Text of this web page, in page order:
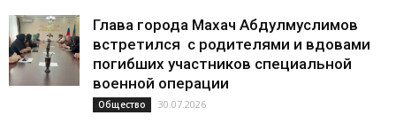
Глава города Махач Абдулмуслимов
встретился с родителями и вдовами
погибших участников специальной
военной операции
Общество 30.07.2026